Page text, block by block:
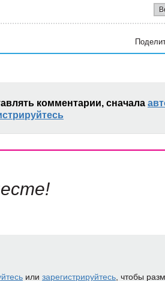
комментарии, сначала
или зарегистрируйтесь , чтобы